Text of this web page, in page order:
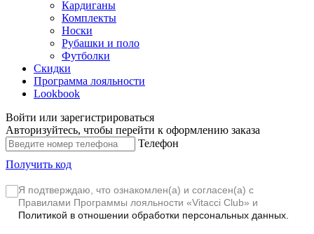
Кардиганы
Комплекты
Носки
Рубашки и поло
Футболки
Скидки
Программа лояльности
Lookbook
Войти или зарегистрироваться
Авторизуйтесь, чтобы перейти к оформлению заказа
Телефон
Получить код
Я подтверждаю, что ознакомлен(а) и согласен(а) с
Правилами Программы лояльности «Vitacci Club» и
Политикой в отношении обработки персональных данных.